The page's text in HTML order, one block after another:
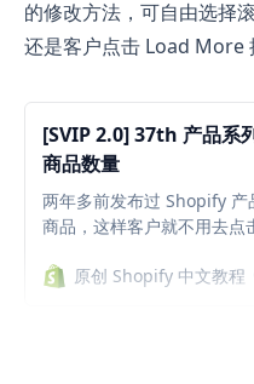
的修改方法，可自由选择
还是客户点击 Load More
[SVIP 2.0] 37th 产品系
商品数量
两年多前发布过 Shopify 产
商品，这样客户就不用去点
升用户体验，点击这里查看
原创 Shopify 中文教程